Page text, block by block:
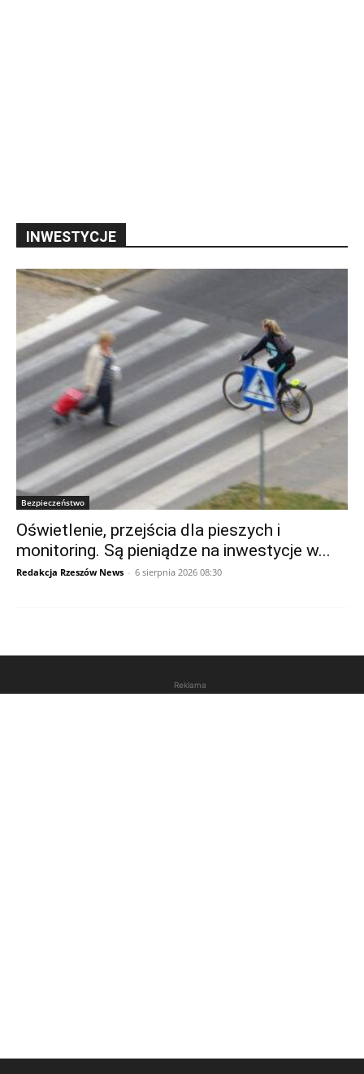
INWESTYCJE
Bezpieczeństwo
Oświetlenie, przejścia dla pieszych i
monitoring. Są pieniądze na inwestycje w...
Redakcja Rzeszów News - 6 sierpnia 2026 08:30
Reklama